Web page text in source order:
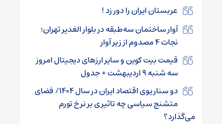
عربستان ایران را دور زد !
آوار ساختمان سه‌طبقه در بلوار الغدیر تهران؛
نجات ۴ مصدوم از زیر آوار
قیمت بیت کوین و سایر ارزهای دیجیتال امروز
سه شنبه ۹ اردیبهشت + جدول
دو سناریوی اقتصاد ایران در سال ۱۴۰۴/ فضای
متشنج سیاسی چه تاثیری بر نرخ تورم
می‌گذارد؟